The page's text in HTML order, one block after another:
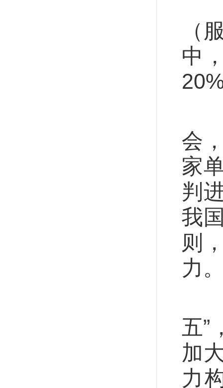
（
中
会
家
判
我
则
力
五”
加
力